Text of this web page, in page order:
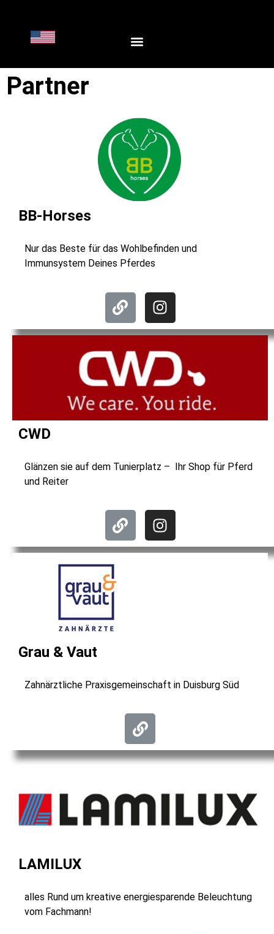
Partner
BB-Horses
Nur das Beste für das Wohlbefinden und
Immunsystem Deines Pferdes
CWD
Glänzen sie auf dem Tunierplatz – Ihr Shop für Pferd
und Reiter
Grau & Vaut
Zahnärztliche Praxisgemeinschaft in Duisburg Süd
LAMILUX
alles Rund um kreative energiesparende Beleuchtung
vom Fachmann!